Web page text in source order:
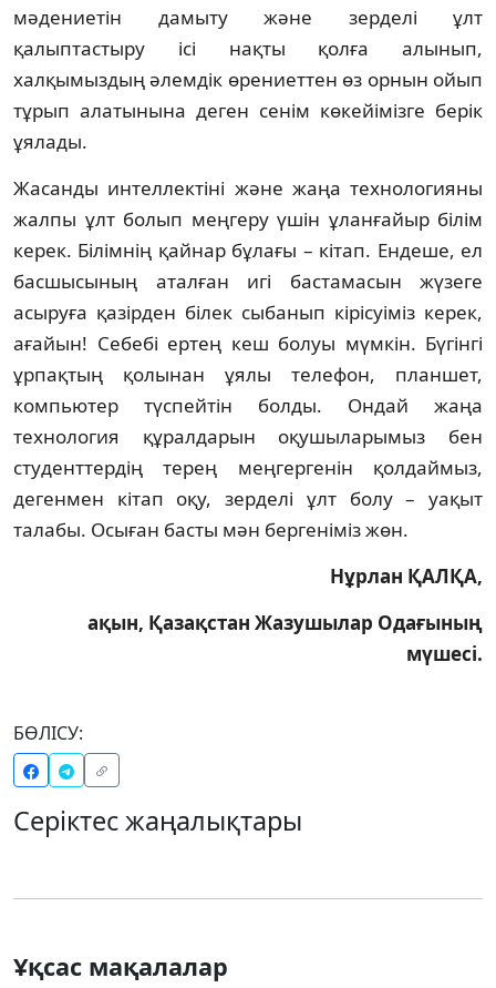
мәдениетін дамыту және зерделі ұлт
қалыптастыру ісі нақты қолға алынып,
халқымыздың әлемдік өрениеттен өз орнын ойып
тұрып алатынына деген сенім көкейімізге берік
ұялады.
Жасанды интеллектіні және жаңа технологияны
жалпы ұлт болып меңгеру үшін ұланғайыр білім
керек. Білімнің қайнар бұлағы – кітап. Ендеше, ел
басшысының аталған игі бастамасын жүзеге
асыруға қазірден білек сыбанып кірісуіміз керек,
ағайын! Себебі ертең кеш болуы мүмкін. Бүгінгі
ұрпақтың қолынан ұялы телефон, планшет,
компьютер түспейтін болды. Ондай жаңа
технология құралдарын оқушыларымыз бен
студенттердің терең меңгергенін қолдаймыз,
дегенмен кітап оқу, зерделі ұлт болу – уақыт
талабы. Осыған басты мән бергеніміз жөн.
Нұрлан ҚАЛҚА,
ақын, Қазақстан Жазушылар Одағының
мүшесі.
БӨЛІСУ:
Серіктес жаңалықтары
Ұқсас мақалалар